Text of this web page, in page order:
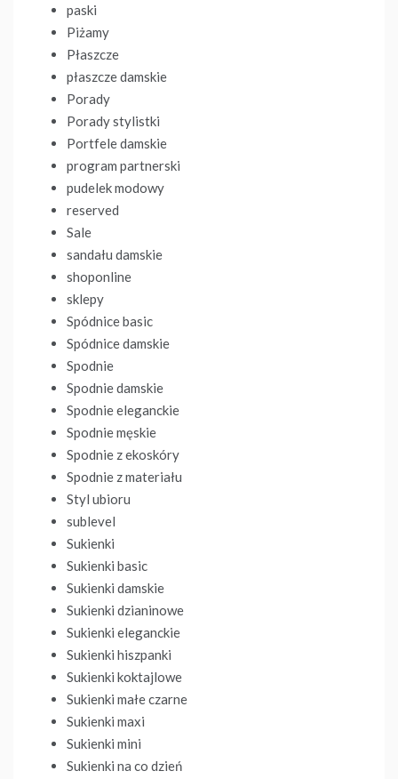
paski
Piżamy
Płaszcze
płaszcze damskie
Porady
Porady stylistki
Portfele damskie
program partnerski
pudelek modowy
reserved
Sale
sandału damskie
shoponline
sklepy
Spódnice basic
Spódnice damskie
Spodnie
Spodnie damskie
Spodnie eleganckie
Spodnie męskie
Spodnie z ekoskóry
Spodnie z materiału
Styl ubioru
sublevel
Sukienki
Sukienki basic
Sukienki damskie
Sukienki dzianinowe
Sukienki eleganckie
Sukienki hiszpanki
Sukienki koktajlowe
Sukienki małe czarne
Sukienki maxi
Sukienki mini
Sukienki na co dzień